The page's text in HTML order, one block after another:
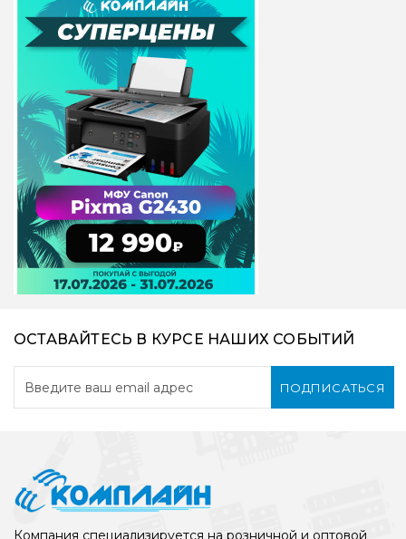
ОСТАВАЙТЕСЬ В КУРСЕ НАШИХ СОБЫТИЙ
ПОДПИСАТЬСЯ
Компания специализируется на розничной и оптовой